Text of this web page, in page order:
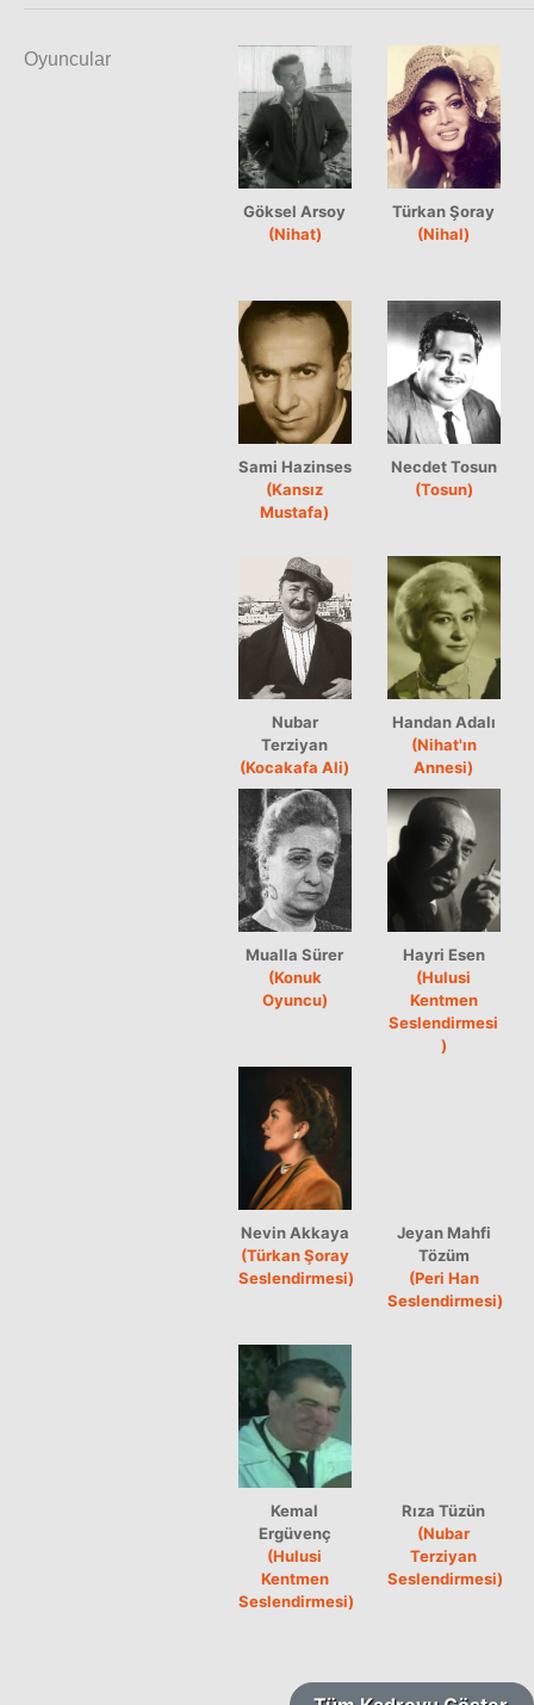
Oyuncular
Göksel Arsoy
(Nihat)
Türkan Şoray
(Nihal)
Sami Hazinses
(Kansız
Mustafa)
Necdet Tosun
(Tosun)
Nubar
Terziyan
(Kocakafa Ali)
Handan Adalı
(Nihat'ın
Annesi)
Mualla Sürer
(Konuk
Oyuncu)
Hayri Esen
(Hulusi
Kentmen
Seslendirmesi
)
Nevin Akkaya
(Türkan Şoray
Seslendirmesi)
Jeyan Mahfi
Tözüm
(Peri Han
Seslendirmesi)
Kemal
Ergüvenç
(Hulusi
Kentmen
Seslendirmesi)
Rıza Tüzün
(Nubar
Terziyan
Seslendirmesi)